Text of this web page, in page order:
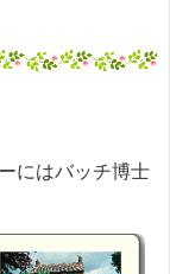
にはバッチ博士